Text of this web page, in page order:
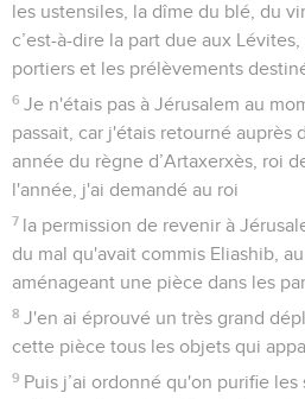
les ustensiles, la dîme du blé, du
c’est-à-dire la part due aux
portiers et les prélèvements
6 Je n'étais pas à Jérusalem au
passait, car j'étais retourné auprès
année du règne d’Artaxerxès, roi
l'année, j'ai demandé au roi
7 la permission de revenir à
du mal qu'avait commis Eliashib,
aménageant une pièce dans les
8 J'en ai éprouvé un très grand
cette pièce tous les objets qui
9 Puis j’ai ordonné qu'on purifie les